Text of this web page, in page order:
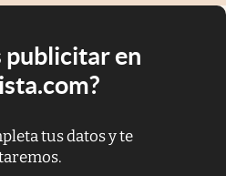
publicitar en
tus datos y te